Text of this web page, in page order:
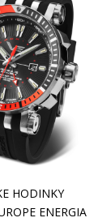
HODINKY
ENERGIA